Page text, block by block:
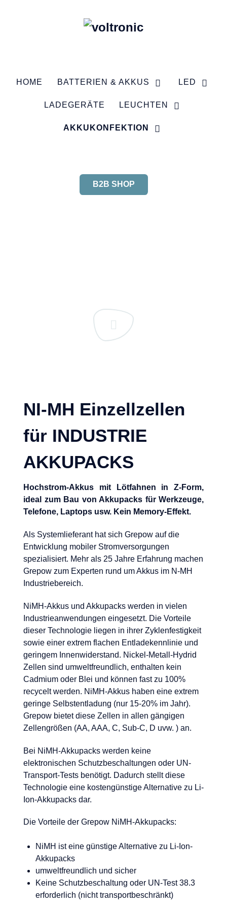
HOME BATTERIEN & AKKUS LED
LADEGERÄTE LEUCHTEN
AKKUKONFEKTION
B2B SHOP
NI-MH Einzellzellen
für INDUSTRIE
AKKUPACKS
Hochstrom-Akkus mit Lötfahnen in Z-Form,
ideal zum Bau von Akkupacks für Werkzeuge,
Telefone, Laptops usw. Kein Memory-Effekt.
Als Systemlieferant hat sich Grepow auf die
Entwicklung mobiler Stromversorgungen
spezialisiert. Mehr als 25 Jahre Erfahrung machen
Grepow zum Experten rund um Akkus im N-MH
Industriebereich.
NiMH-Akkus und Akkupacks werden in vielen
Industrieanwendungen eingesetzt. Die Vorteile
dieser Technologie liegen in ihrer Zyklenfestigkeit
sowie einer extrem flachen Entladekennlinie und
geringem Innenwiderstand. Nickel-Metall-Hydrid
Zellen sind umweltfreundlich, enthalten kein
Cadmium oder Blei und können fast zu 100%
recycelt werden. NiMH-Akkus haben eine extrem
geringe Selbstentladung (nur 15-20% im Jahr).
Grepow bietet diese Zellen in allen gängigen
Zellengrößen (AA, AAA, C, Sub-C, D uvw. ) an.
Bei NiMH-Akkupacks werden keine
elektronischen Schutzbeschaltungen oder UN-
Transport-Tests benötigt. Dadurch stellt diese
Technologie eine kostengünstige Alternative zu Li-
Ion-Akkupacks dar.
Die Vorteile der Grepow NiMH-Akkupacks:
NiMH ist eine günstige Alternative zu Li-Ion-
Akkupacks
umweltfreundlich und sicher
Keine Schutzbeschaltung oder UN-Test 38.3
erforderlich (nicht transportbeschränkt)